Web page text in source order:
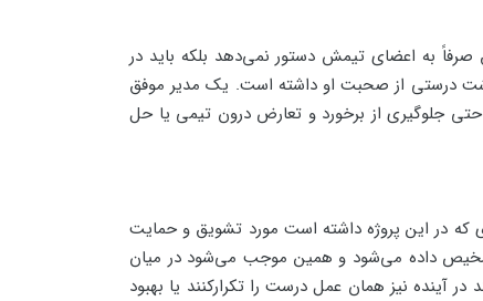
صرفاً به اعضای تیمش دستور نمی‌دهد بلکه باید در
درستی از صحبت او داشته است. یک مدیر موفق
جلوگیری از برخورد و تعارض درون تیمی یا حل
در این پروژه داشته است مورد تشویق و حمایت
تشخیص داده می‌شود و همین موجب می‌شود در میان
در آینده نیز همان عمل درست را تکرارکنند یا بهبود